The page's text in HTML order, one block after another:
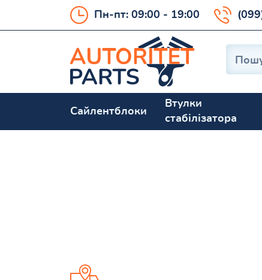
Пн-пт: 09:00 - 19:00
Сайлентблоки
Втулки
стабілізатора